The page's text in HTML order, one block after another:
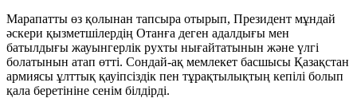
Марапатты өз қолынан тапсыра отырып, Президент мұндай
әскери қызметшілердің Отанға деген адалдығы мен
батылдығы жауынгерлік рухты нығайтатынын және үлгі
болатынын атап өтті. Сондай-ақ мемлекет басшысы Қазақстан
армиясы ұлттық қауіпсіздік пен тұрақтылықтың кепілі болып
қала беретініне сенім білдірді.